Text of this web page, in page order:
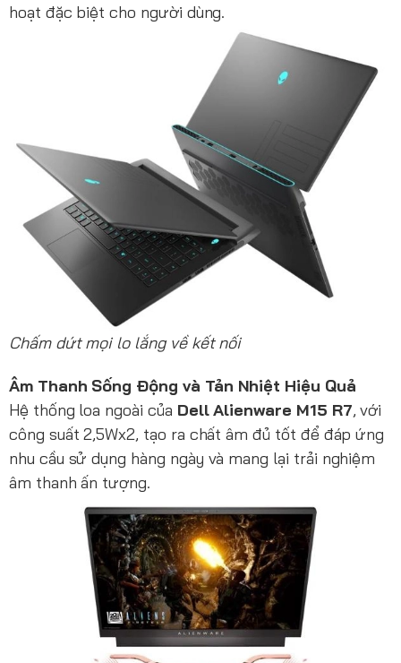
hoạt đặc biệt cho người dùng.
Chấm dứt mọi lo lắng về kết nối
Âm Thanh Sống Động và Tản Nhiệt Hiệu Quả
Hệ thống loa ngoài của Dell Alienware M15 R7, với
công suất 2,5Wx2, tạo ra chất âm đủ tốt để đáp ứng
nhu cầu sử dụng hàng ngày và mang lại trải nghiệm
âm thanh ấn tượng.